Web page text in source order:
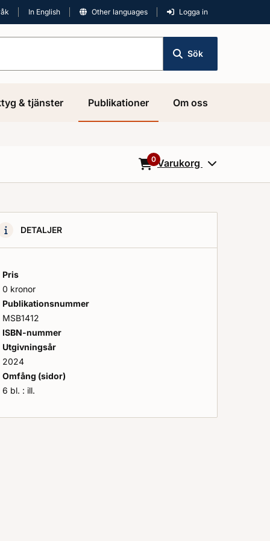
In English Other languages Logga in
Sök
& tjänster Publikationer Om oss
0Varukorg
DETALJER
Pris
0 kronor
Publikationsnummer
MSB1412
ISBN-nummer
Utgivningsår
2024
Omfång (sidor)
6 bl. : ill.